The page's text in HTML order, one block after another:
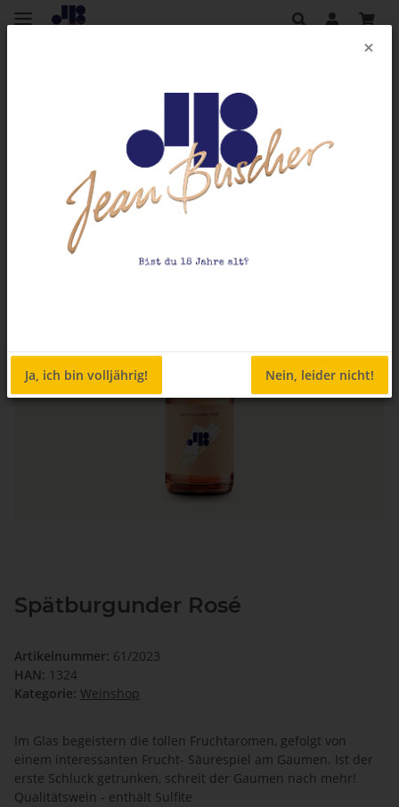
Spätburgunder Rosé
Artikelnummer: 61/2023
HAN: 1324
Kategorie: Weinshop
Im Glas begeistern die tollen Fruchtaromen, gefolgt von
einem interessanten Frucht- Säurespiel am Gaumen. Ist der
erste Schluck getrunken, schreit der Gaumen nach mehr!
Qualitätswein - enthält Sulfite
×
Ja, ich bin volljährig! Nein, leider nicht!